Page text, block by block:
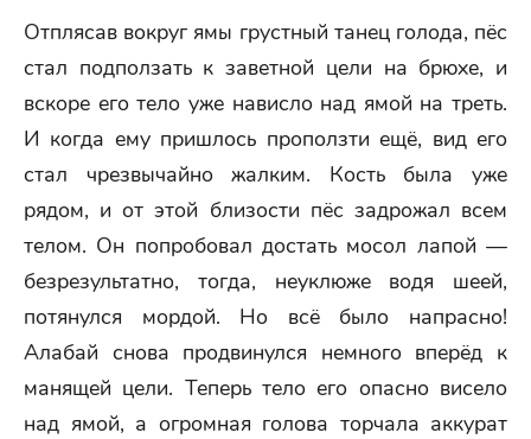
Отплясав вокруг ямы грустный танец голода, пёс
стал подползать к заветной цели на брюхе, и
вскоре его тело уже нависло над ямой на треть.
И когда ему пришлось проползти ещё, вид его
стал чрезвычайно жалким. Кость была уже
рядом, и от этой близости пёс задрожал всем
телом. Он попробовал достать мосол лапой —
безрезультатно, тогда, неуклюже водя шеей,
потянулся мордой. Но всё было напрасно!
Алабай снова продвинулся немного вперёд к
манящей цели. Теперь тело его опасно висело
над ямой, а огромная голова торчала аккурат